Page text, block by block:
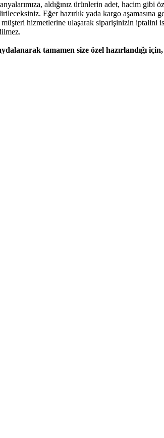
aldığınız ürünlerin adet, hacim
Eğer hazırlık yada kargo
hizmetlerine ulaşarak siparişinizin iptalini
tamamen size özel hazırlandığı